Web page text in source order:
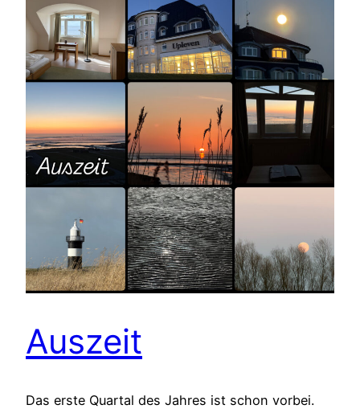
Auszeit
Das erste Quartal des Jahres ist schon vorbei.